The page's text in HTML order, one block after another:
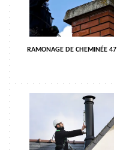
RAMONAGE DE CHEMINÉE 47